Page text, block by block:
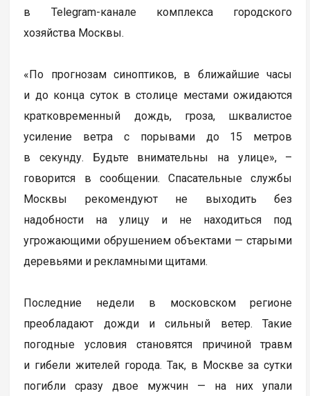
в Telegram-канале комплекса городского
хозяйства Москвы.
«По прогнозам синоптиков, в ближайшие часы
и до конца суток в столице местами ожидаются
кратковременный дождь, гроза, шквалистое
усиление ветра с порывами до 15 метров
в секунду. Будьте внимательны на улице», –
говорится в сообщении. Спасательные службы
Москвы рекомендуют не выходить без
надобности на улицу и не находиться под
угрожающими обрушением объектами — старыми
деревьями и рекламными щитами.
Последние недели в московском регионе
преобладают дожди и сильный ветер. Такие
погодные условия становятся причиной травм
и гибели жителей города. Так, в Москве за сутки
погибли сразу двое мужчин — на них упали